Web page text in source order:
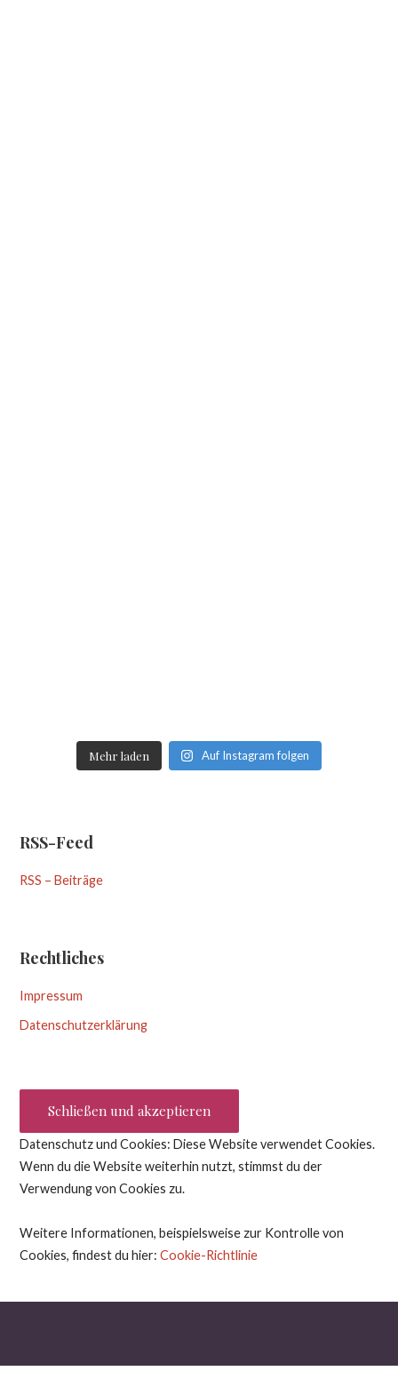
Mehr laden Auf Instagram folgen
RSS-Feed
RSS – Beiträge
Rechtliches
Impressum
Datenschutzerklärung
Datenschutz und Cookies: Diese Website verwendet Cookies.
Wenn du die Website weiterhin nutzt, stimmst du der
Verwendung von Cookies zu.
Weitere Informationen, beispielsweise zur Kontrolle von
Cookies, findest du hier:Cookie-Richtlinie